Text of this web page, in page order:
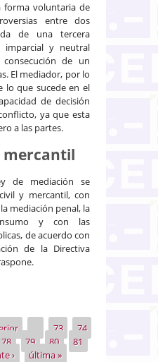
forma voluntaria de
entre dos
de una tercera
imparcial y neutral
de un
El mediador, por lo
lo que sucede en el
de decisión
ya que esta
a las partes.
mercantil
de mediación se
y mercantil, con
mediación penal, la
y con las
de acuerdo con
de la Directiva
73
74
78 79 80
81
› última »